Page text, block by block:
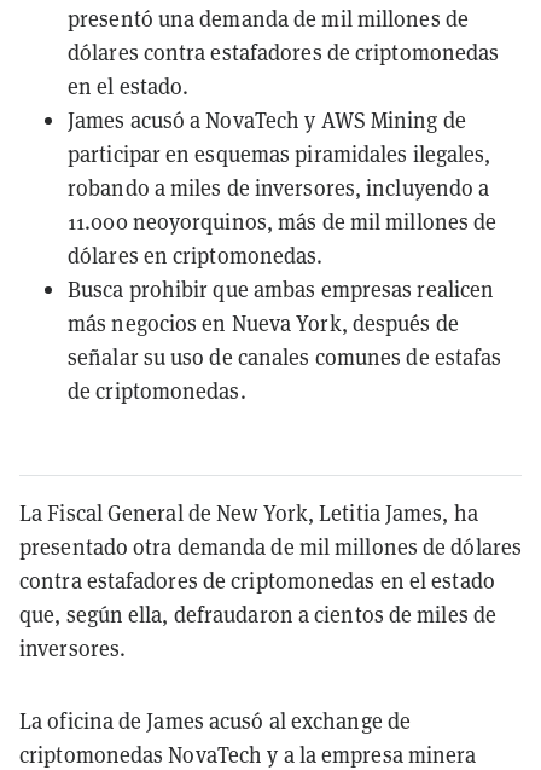
presentó una demanda de mil millones de
dólares contra estafadores de criptomonedas
en el estado.
James acusó a NovaTech y AWS Mining de
participar en esquemas piramidales ilegales,
robando a miles de inversores, incluyendo a
11.000 neoyorquinos, más de mil millones de
dólares en criptomonedas.
Busca prohibir que ambas empresas realicen
más negocios en Nueva York, después de
señalar su uso de canales comunes de estafas
de criptomonedas.
La Fiscal General de New York, Letitia James, ha
presentado otra demanda de mil millones de dólares
contra estafadores de criptomonedas en el estado
que, según ella, defraudaron a cientos de miles de
inversores.
La oficina de James acusó al exchange de
criptomonedas NovaTech y a la empresa minera